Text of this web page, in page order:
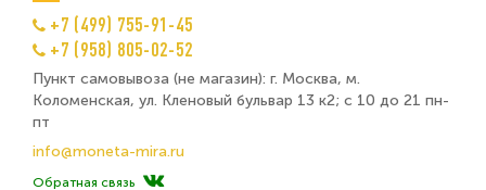
+7 (499) 755-91-45
+7 (958) 805-02-52
Пункт самовывоза (не магазин): г. Москва, м.
Коломенская, ул. Кленовый бульвар 13 к2; с 10 до 21 пн-
пт
info@moneta-mira.ru
Обратная связь